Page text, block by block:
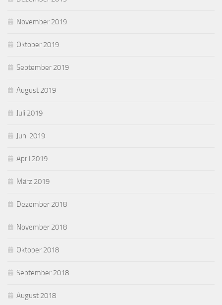
November 2019
Oktober 2019
September 2019
August 2019
Juli 2019
Juni 2019
April 2019
März 2019
Dezember 2018
November 2018
Oktober 2018
September 2018
August 2018